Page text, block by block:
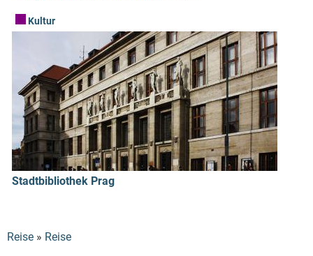
Kultur
Stadtbibliothek Prag
Sprachenservice
Medialink - das deutsch-tschechische Med...
Sie sind hier
Reise » Reise